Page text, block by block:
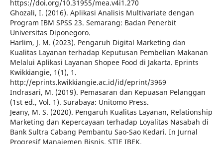
https://doi.org/10.31955/mea.v4i1.270
Ghozali, I. (2016). Aplikasi Analisis Multivariate dengan
Program IBM SPSS 23. Semarang: Badan Penerbit
Universitas Diponegoro.
Harlim, J. M. (2023). Pengaruh Digital Marketing dan
Kualitas Layanan terhadap Keputusan Pembelian Makanan
Melalui Aplikasi Layanan Shopee Food di Jakarta. Eprints
Kwikkiangie, 1(1), 1.
http://eprints.kwikkiangie.ac.id/id/eprint/3969
Indrasari, M. (2019). Pemasaran dan Kepuasan Pelanggan
(1st ed., Vol. 1). Surabaya: Unitomo Press.
Jeany, M. S. (2020). Pengaruh Kualitas Layanan, Relationship
Marketing dan Kepercayaan terhadap Loyalitas Nasabah di
Bank Sultra Cabang Pembantu Sao-Sao Kedari. In Jurnal
Progresif Manajemen Bisnis. STIE IBEK.